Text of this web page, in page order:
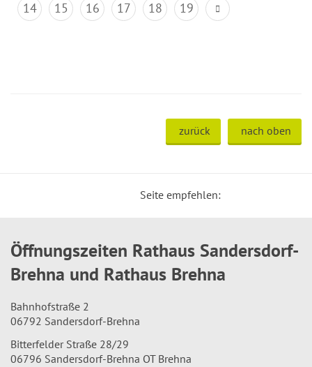
14
15 16 17 18 19
zurück nach oben
Seite empfehlen:
Öffnungszeiten Rathaus Sandersdorf-
Brehna und Rathaus Brehna
Bahnhofstraße 2
06792 Sandersdorf-Brehna
Bitterfelder Straße 28/29
06796 Sandersdorf-Brehna OT Brehna